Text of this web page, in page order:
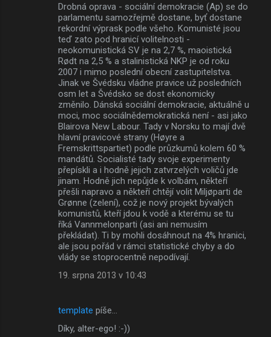
Drobná oprava - sociální demokracie (Ap) se do
parlamentu samozřejmě dostane, byť dostane
rekordní výprask podle všeho. Komunisté jsou
teď zato pod hranicí volitelnosti -
neokomunistická SV je na 2,7 %, maoistická
Rødt na 2,5 % a stalinistická NKP je od roku
2007 i mimo poslední obecní zastupitelstva.
Jinak ve Švédsku vládne pravice už posledních
osm let a Švédsko se dost ekonomicky
změnilo. Dánská sociální demokracie, aktuálně u
moci, moc sociálnědemokratická není - asi jako
Blairova New Labour. Tady v Norsku to mají dvě
hlavní pravicové strany (Høyre a
Fremskrittspartiet) podle průzkumů kolem 60 %
mandátů. Socialisté tady svoje experimenty
přepískli a i hodně jejich zatvrzelých voličů jde
jinam. Hodně jich nepůjde k volbám, někteří
přešli napravo a někteří chtějí volit Miljøparti de
Grønne (zelení), což je nový projekt bývalých
komunistů, kteří jdou k vodě a kterému se tu
říká Vannmelonparti (asi ani nemusím
překládat). Ti by mohli dosáhnout na 4% hranici,
ale jsou pořád v rámci statistické chyby a do
vlády se stoprocentně nepodívají.
19. srpna 2013 v 10:43
template píše…
Díky, alter-ego! :-))